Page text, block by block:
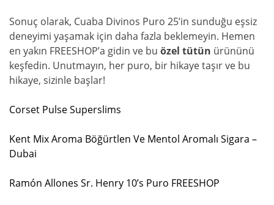
Sonuç olarak, Cuaba Divinos Puro 25’in sunduğu eşsiz
deneyimi yaşamak için daha fazla beklemeyin. Hemen
en yakın FREESHOP’a gidin ve bu özel tütün ürününü
keşfedin. Unutmayın, her puro, bir hikaye taşır ve bu
hikaye, sizinle başlar!
Corset Pulse Superslims
Kent Mix Aroma Böğürtlen Ve Mentol Aromalı Sigara –
Dubai
Ramón Allones Sr. Henry 10’s Puro FREESHOP